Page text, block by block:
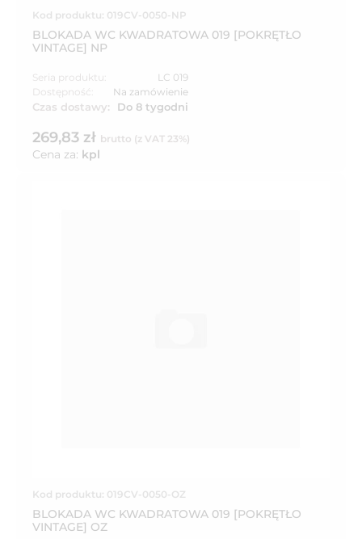
Kod produktu: 019CV-0050-NP
BLOKADA WC KWADRATOWA 019 [POKRĘTŁO
VINTAGE] NP
Seria produktu:
LC 019
Dostępność:
Na zamówienie
Czas dostawy: Do 8 tygodni
269,83 zł brutto (z VAT 23%)
Cena za: kpl
Kod produktu: 019CV-0050-OZ
BLOKADA WC KWADRATOWA 019 [POKRĘTŁO
VINTAGE] OZ